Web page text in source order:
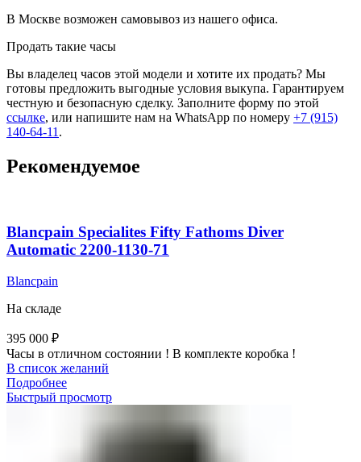
В Москве возможен самовывоз из нашего офиса.
Продать такие часы
Вы владелец часов этой модели и хотите их продать? Мы
готовы предложить выгодные условия выкупа. Гарантируем
честную и безопасную сделку. Заполните форму по этой
ссылке, или напишите нам на WhatsApp по номеру +7 (915)
140-64-11 .
Рекомендуемое
Blancpain Specialites Fifty Fathoms Diver
Automatic 2200-1130-71
Blancpain
На складе
395 000 ₽
Часы в отличном состоянии ! В комплекте коробка !
В список желаний
Подробнее
Быстрый просмотр